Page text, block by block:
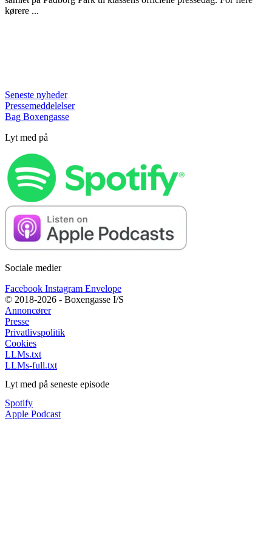
kørere ...
Seneste nyheder
Pressemeddelelser
Bag Boxengasse
Lyt med på
Sociale medier
Facebook Instagram Envelope
© 2018-2026 - Boxengasse I/S
Annoncører
Presse
Privatlivspolitik
Cookies
LLMs.txt
LLMs-full.txt
Lyt med på seneste episode
Spotify
Apple Podcast